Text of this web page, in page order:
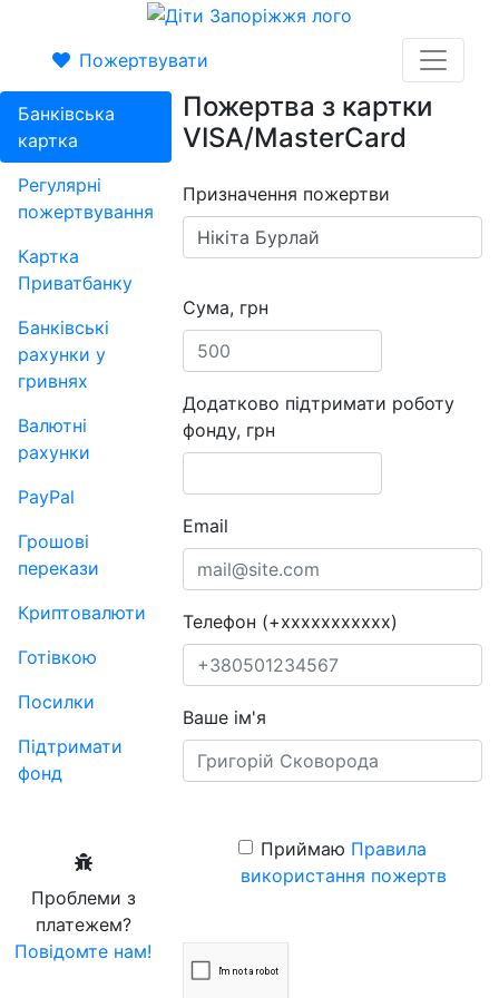
Пожертвувати
Банківська
картка
Регулярні
пожертвування
Картка
Приватбанку
Банківські
рахунки у
гривнях
Валютні
рахунки
PayPal
Грошові
перекази
Криптовалюти
Готівкою
Посилки
Підтримати
фонд
Проблеми з
платежем?
Повідомте нам!
Пожертва з картки
VISA/MasterCard
Призначення пожертви
Сума, грн
Додатково підтримати роботу
фонду, грн
Email
Телефон (+xxxxxxxxxxx)
Ваше ім'я
Приймаю Правила
використання пожертв